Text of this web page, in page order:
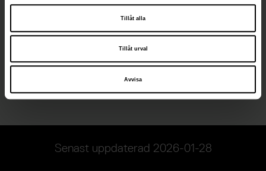
Tillåt alla
Tillåt urval
Avvisa
Bredd
Fartygstyp
Senast uppdaterad 2026-01-28